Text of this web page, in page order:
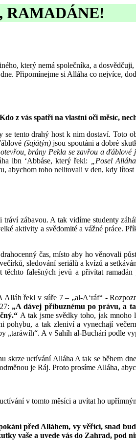
RAMADÁNE!
který nemá společníka, a
Připomínejme si Alláha co nejvíce,
z vás spatří na vlastní oči měsíc,
tento drahý host k nim dostaví. Toto
(šajátýn)jsou spoutáni a dobré
brány Pekla se zavřou a ďáblové
ibn ‘Abbáse, který řekl: „Posel
abychom toho nelitovali v den, kdy lítost
zábavou. A tak vidíme studenty
aktivity a svědomité a vážné práce.
čas, místo aby ho věnovali
sledování seriálů a kvízů a
falešných jevů a přivítat
řekl v súře 7 – „al-A‘ráf“ -
„A dávej příbuznému po právu, a
A tak jsme svědky toho, jak mnoho
pohybu, a tak zleniví a vynechají
„taráwíh“. A v Sahíh al-Buchárí podle
skrze uctívání Alláha A tak se během
je Ráj. Proto prosíme Alláha,
v tomto měsíci a uvítat ho
před Alláhem, vy věřící, snad
vaše a uvede vás do Zahrad, pod